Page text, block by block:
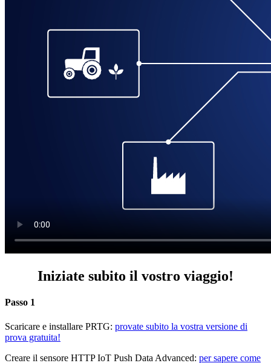
Iniziate subito il vostro viaggio!
Passo 1
Scaricare e installare PRTG: provate subito la vostra versione di
prova gratuita!
Creare il sensore HTTP IoT Push Data Advanced: per sapere come